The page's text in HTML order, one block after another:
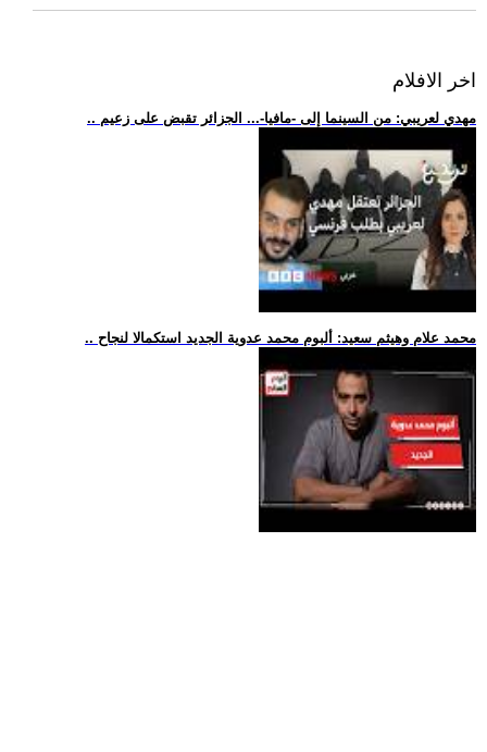
اخر الافلام
.. مهدي لعريبي: من السينما إلى -مافيا-... الجزائر تقبض على زعيم
.. محمد علام وهيثم سعيد: ألبوم محمد عدوية الجديد استكمالا لنجاح